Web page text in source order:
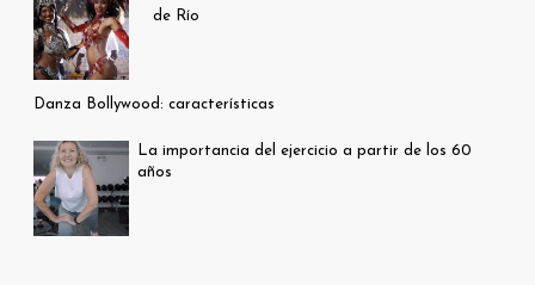
de Río
Danza Bollywood: características
La importancia del ejercicio a partir de los 60
años